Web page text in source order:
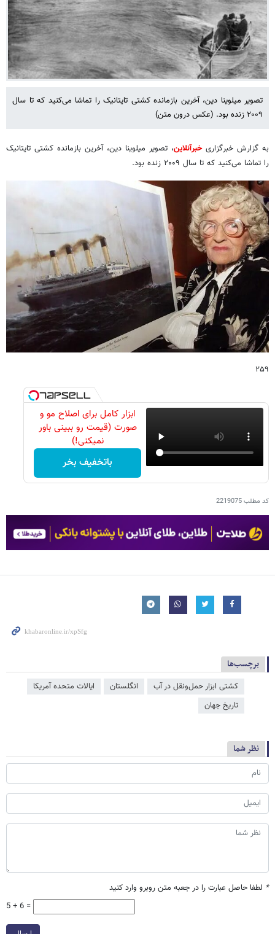
تصویر میلوینا دین، آخرین بازمانده کشتی تایتانیک را تماشا می‌کنید که تا سال
۲۰۰۹ زنده بود. (عکس درون متن)
به گزارش خبرگزاریخبرآنلاین، تصویر میلوینا دین، آخرین بازمانده کشتی تایتانیک
را تماشا می‌کنید که تا سال ۲۰۰۹ زنده بود.
۲۵۹
ابزار کامل برای اصلاح مو و
صورت (قیمت رو ببینی باور
نمیکنی!)
باتخفیف بخر
کد مطلب2219075
برچسب‌ها
کشتی ابزار حمل‌ونقل در آب انگلستان
ایالات متحده آمریکا
تاریخ جهان
نظر شما
* لطفا حاصل عبارت را در جعبه متن روبرو وارد کنید
5 + 6 =